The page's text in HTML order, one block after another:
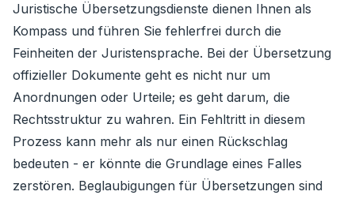
Juristische Übersetzungsdienste dienen Ihnen als
Kompass und führen Sie fehlerfrei durch die
Feinheiten der Juristensprache. Bei der Übersetzung
offizieller Dokumente geht es nicht nur um
Anordnungen oder Urteile; es geht darum, die
Rechtsstruktur zu wahren. Ein Fehltritt in diesem
Prozess kann mehr als nur einen Rückschlag
bedeuten - er könnte die Grundlage eines Falles
zerstören. Beglaubigungen für Übersetzungen sind